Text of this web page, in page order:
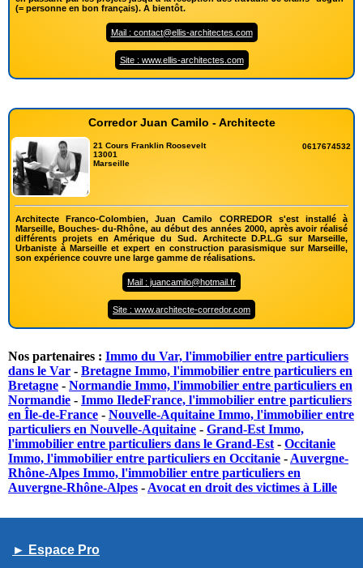
(= personne en bon français). A bientôt.
Mail : contact@ellis-architectes.com
Site : www.ellis-architectes.com
Corredor Juan Camilo - Architecte
21 Cours Franklin Roosevelt
13001
Marseille
0617674532
Architecte Franco-Colombien, Juan Camilo CORREDOR s'est installé à
Marseille, Bouches- du-Rhône, au début des années 2000, après avoir réalisé
différents projets en Amérique du Sud. Architecte D.P.L.G sur Marseille,
Urbaniste à Marseille et expert en construction parasismique sur Marseille,
son expérience couvre une large gamme de réalisations.
Mail : juancamilo@hotmail.fr
Site : www.architecte-corredor.com
Nos partenaires : Immo du Var, l'immobilier entre particuliers
dans le Var - Bretagne Immo, l'immobilier entre particuliers en
Bretagne - Normandie Immo, l'immobilier entre particuliers en
Normandie - Immo IledeFrance, l'immobilier entre particuliers
en Île-de-France - Nouvelle-Aquitaine Immo, l'immobilier entre
particuliers en Nouvelle-Aquitaine - Grand-Est Immo,
l'immobilier entre particuliers dans le Grand-Est - Occitanie
Immo, l'immobilier entre particuliers en Occitanie - Auvergne-
Rhône-Alpes Immo, l'immobilier entre particuliers en
Auvergne-Rhône-Alpes - Avocat en droit des victimes à Lille
► Espace Pro